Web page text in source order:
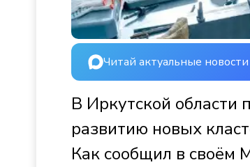
Читай актуальные
В Иркутской области
развитию новых
Как сообщил в своём